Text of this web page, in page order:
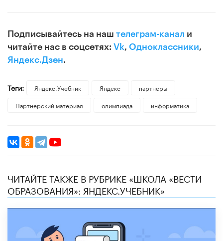
Подписывайтесь на наш телеграм-канал и
читайте нас в соцсетях: Vk, Одноклассники,
Яндекс.Дзен.
Теги: Яндекс.Учебник Яндекс
партнеры
Партнерский материал
олимпиада информатика
ЧИТАЙТЕ ТАКЖЕ В РУБРИКЕ «ШКОЛА «ВЕСТИ
ОБРАЗОВАНИЯ»: ЯНДЕКС.УЧЕБНИК»